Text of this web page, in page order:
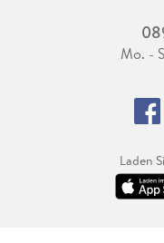
Mo. -
Laden